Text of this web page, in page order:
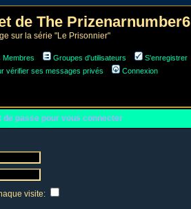
de The Prizenarnumber6
sur la série "Le Prisonnier"
Membres Groupes d'utilisateurs
S'enregistrer
vérifier ses messages privés Connexion
passe pour vous connecter
visite: